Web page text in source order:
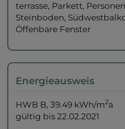
terrasse Parkett
Steinboden
Öffenbare Fenster
Energieausweis
HWB B, 39.49 kWh/m2a
gültig bis 22.02.2021